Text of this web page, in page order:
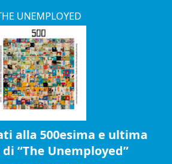
UNEMPLOYED
alla 500esima e ultima
“The Unemployed”